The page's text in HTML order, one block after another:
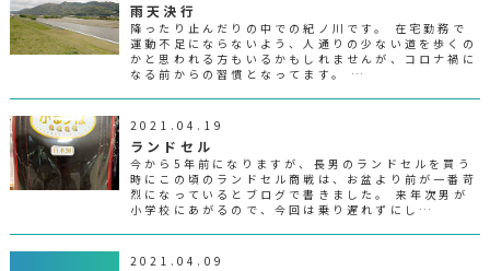
雨天決行
降ったり止んだりの中での紀ノ川です。 在宅勤務で
運動不足にならないよう、人通りの少ない道を歩くの
かと思われる方もいるかもしれませんが、コロナ禍に
なる前からの習慣となってます。 …
2021.04.19
ランドセル
今から5年前になりますが、長男のランドセルを買う
時にこの頃のランドセル商戦は、お盆より前が一番苛
烈になっているとブログで書きました。 来年次男が
小学校にあがるので、今回は乗り遅れずにし…
2021.04.09